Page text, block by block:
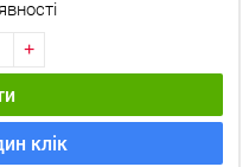
+
клік